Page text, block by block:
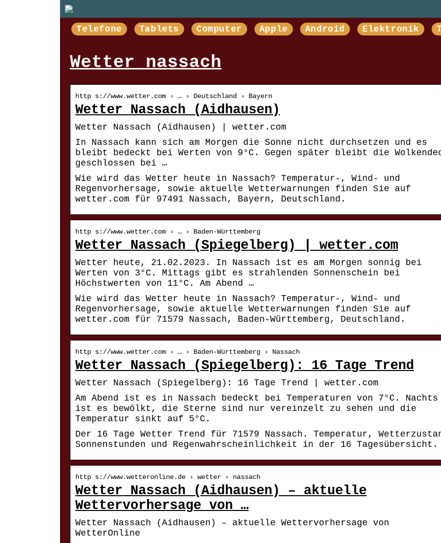
Telefone Tablets Computer Apple Android Elektronik
Wetter nassach
http s://www.wetter.com › … › Deutschland › Bayern
Wetter Nassach (Aidhausen)
Wetter Nassach (Aidhausen) | wetter.com
In Nassach kann sich am Morgen die Sonne nicht durchsetzen und es
bleibt bedeckt bei Werten von 9°C. Gegen später bleibt die
geschlossen bei …
Wie wird das Wetter heute in Nassach? Temperatur-, Wind- und
Regenvorhersage, sowie aktuelle Wetterwarnungen finden Sie auf
wetter.com für 97491 Nassach, Bayern, Deutschland.
http s://www.wetter.com › … › Baden-Württemberg
Wetter Nassach (Spiegelberg) | wetter.com
Wetter heute, 21.02.2023. In Nassach ist es am Morgen sonnig bei
Werten von 3°C. Mittags gibt es strahlenden Sonnenschein bei
Höchstwerten von 11°C. Am Abend …
Wie wird das Wetter heute in Nassach? Temperatur-, Wind- und
Regenvorhersage, sowie aktuelle Wetterwarnungen finden Sie auf
wetter.com für 71579 Nassach, Baden-Württemberg, Deutschland.
http s://www.wetter.com › … › Baden-Württemberg › Nassach
Wetter Nassach (Spiegelberg): 16 Tage Trend
Wetter Nassach (Spiegelberg): 16 Tage Trend | wetter.com
Am Abend ist es in Nassach bedeckt bei Temperaturen von 7°C. Nachts
ist es bewölkt, die Sterne sind nur vereinzelt zu sehen und die
Temperatur sinkt auf 5°C.
Der 16 Tage Wetter Trend für 71579 Nassach. Temperatur,
Sonnenstunden und Regenwahrscheinlichkeit in der 16 Tagesübersicht.
http s://www.wetteronline.de › wetter › nassach
Wetter Nassach (Aidhausen) – aktuelle
Wettervorhersage von …
Wetter Nassach (Aidhausen) – aktuelle Wettervorhersage von
WetterOnline